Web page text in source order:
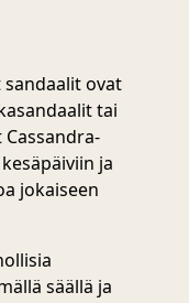
ovat
tai
Cassandra-
ja
jokaiseen
säällä ja